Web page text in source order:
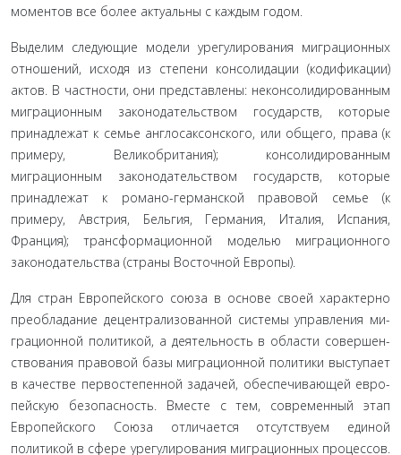
моментов все более актуальны с каждым годом.
Выделим следующие модели урегулирования миграцион­ных
отношений, исходя из степени консолидации (кодификации)
актов. В частности, они представлены: неконсолидированным
миграционным законодательством государств, которые
принад­лежат к семье англосаксонского, или общего, права (к
примеру, Великобритания); консолидированным
миграционным законода­тельством государств, которые
принадлежат к романо-германской правовой семье (к
примеру, Австрия, Бельгия, Германия, Италия, Испания,
Франция); трансформационной моделью миграцион­ного
законодательства (страны Восточной Европы).
Для стран Европейского союза в основе своей характерно
преобладание децентрализованной системы управления ми­
грационной политикой, а деятельность в области совершен­
ствования правовой базы миграционной политики выступает
в качестве первостепенной задачей, обеспечивающей евро­
пейскую безопасность. Вместе с тем, современный этап
Евро­пейского Союза отличается отсутствуем единой
политикой в сфере урегулирования миграционных процессов.